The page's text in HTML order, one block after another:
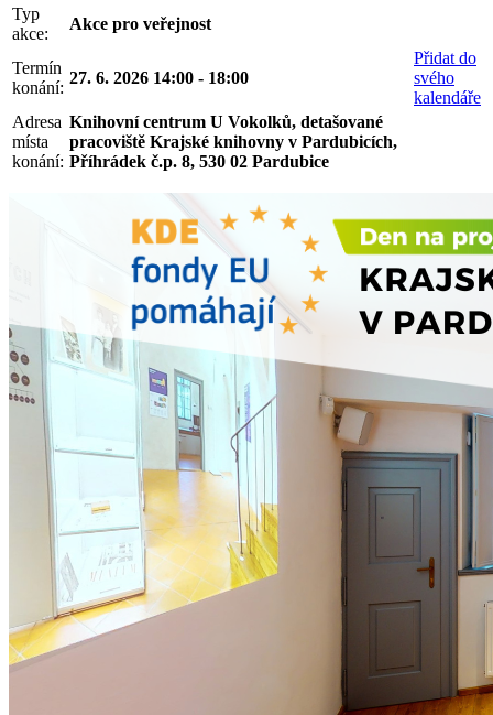
Typ
akce:
Akce pro veřejnost
Termín
konání:
27. 6. 2026 14:00 - 18:00
Přidat do
svého
kalendáře
Adresa
místa
konání:
Knihovní centrum U Vokolků, detašované
pracoviště Krajské knihovny v Pardubicích,
Příhrádek č.p. 8, 530 02 Pardubice